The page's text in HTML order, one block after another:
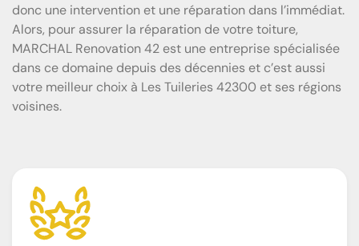
donc une intervention et une réparation dans l’immédiat.
Alors, pour assurer la réparation de votre toiture,
MARCHAL Renovation 42 est une entreprise spécialisée
dans ce domaine depuis des décennies et c’est aussi
votre meilleur choix à Les Tuileries 42300 et ses régions
voisines.